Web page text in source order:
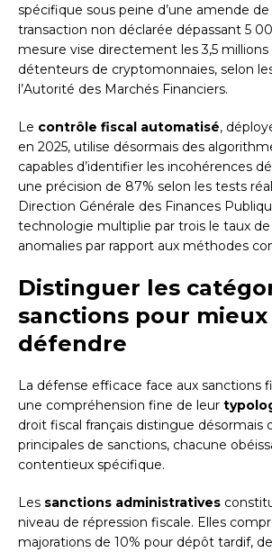
spécifique sous peine d’une amende
transaction non déclarée dépassant 5
mesure vise directement les 3,5 millions
détenteurs de cryptomonnaies, selon
l’Autorité des Marchés Financiers.
Le contrôle fiscal automatisé,
en 2025, utilise désormais des
capables d’identifier les incohérences
une précision de 87% selon les tests
Direction Générale des Finances
technologie multiplie par trois le taux
anomalies par rapport aux méthodes
Distinguer les
sanctions pour mieux
défendre
La défense efficace face aux sanctions
une compréhension fine de leur
droit fiscal français distingue désormais
principales de sanctions, chacune
contentieux spécifique.
Les sanctions administratives
niveau de répression fiscale. Elles
majorations de 10% pour dépôt tardif,